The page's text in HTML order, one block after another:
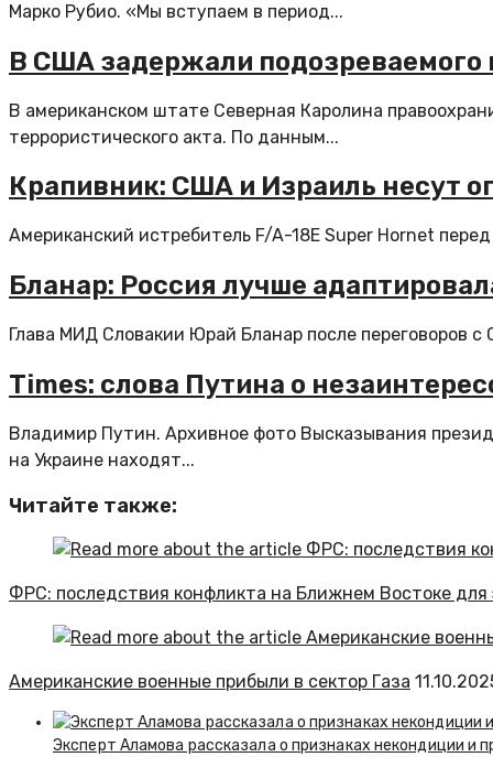
Марко Рубио. «Мы вступаем в период...
В США задержали подозреваемого
В американском штате Северная Каролина
террористического акта. По данным...
Крапивник: США и Израиль несут
Американский истребитель F/A-18E Super Hornet
Бланар: Россия лучше
Глава МИД Словакии Юрай Бланар после переговоров
Times: слова Путина о
Владимир Путин. Архивное фото Высказывания
на Украине находят...
Читайте также:
ФРС: последствия конфликта на Ближнем Востоке
Американские военные прибыли в сектор Газа
Эксперт Аламова рассказала о признаках некондиции и